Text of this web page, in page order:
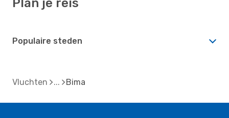
Plan je reis
Populaire steden
Vluchten Bima